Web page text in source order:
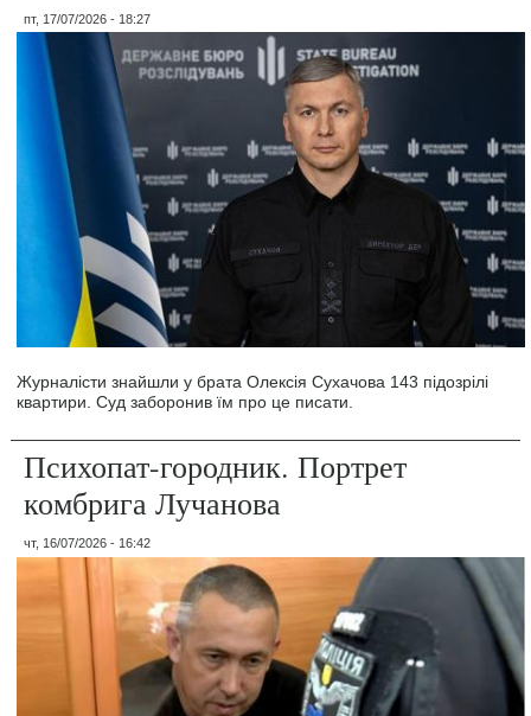
пт, 17/07/2026 - 18:27
Журналісти знайшли у брата Олексія Сухачова 143 підозрілі
квартири. Суд заборонив їм про це писати.
Психопат-городник. Портрет
комбрига Лучанова
чт, 16/07/2026 - 16:42